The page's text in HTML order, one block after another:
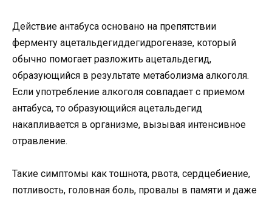
Действие антабуса основано на препятствии
ферменту ацетальдегиддегидрогеназе, который
обычно помогает разложить ацетальдегид,
образующийся в результате метаболизма алкоголя.
Если употребление алкоголя совпадает с приемом
антабуса, то образующийся ацетальдегид
накапливается в организме, вызывая интенсивное
отравление.
Такие симптомы как тошнота, рвота, сердцебиение,
потливость, головная боль, провалы в памяти и даже